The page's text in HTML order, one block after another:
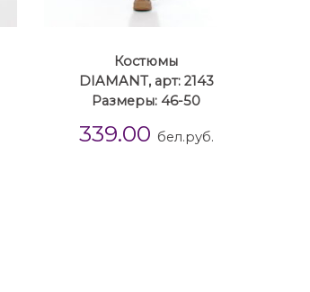
Костюмы
DIAMANT, арт: 2143
Размеры: 46-50
339.00 бел.руб.